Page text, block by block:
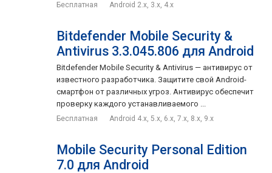
Бесплатная Android 2.x, 3.x, 4.x
Bitdefender Mobile Security &
Antivirus 3.3.045.806 для Android
Bitdefender Mobile Security & Antivirus — антивирус от
известного разработчика. Защитите свой Android-
смартфон от различных угроз. Антивирус обеспечит
проверку каждого устанавливаемого ...
Бесплатная Android 4.x, 5.x, 6.x, 7.x, 8.x, 9.x
Mobile Security Personal Edition
7.0 для Android